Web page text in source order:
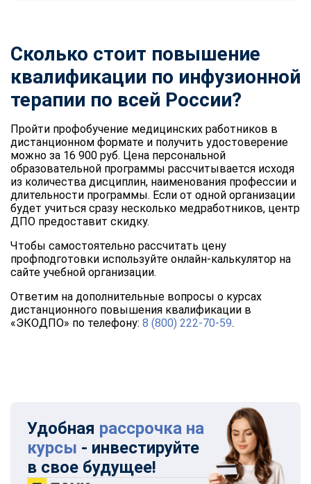
Сколько стоит повышение
квалификации по инфузионной
терапии по всей России?
Пройти профобучение медицинских работников в
дистанционном формате и получить удостоверение
можно за 16 900 руб. Цена персональной
образовательной программы рассчитывается исходя
из количества дисциплин, наименования профессии и
длительности программы. Если от одной организации
будет учиться сразу несколько медработников, центр
ДПО предоставит скидку.
Чтобы самостоятельно рассчитать цену
профподготовки используйте онлайн-калькулятор на
сайте учебной организации.
Ответим на дополнительные вопросы о курсах
дистанционного повышения квалификации в
«ЭКОДПО» по телефону: 8 (800) 222-70-59.
Удобная рассрочка на
курсы - инвестируйте
в свое будущее!